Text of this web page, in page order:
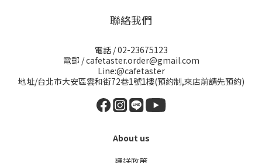
聯絡我們
電話 / 02-23675123
電郵 / cafetaster.order@gmail.com
Line:@cafetaster
地址/台北市大安區雲和街72巷1號1樓(預約制,來店前請先預約)
About us